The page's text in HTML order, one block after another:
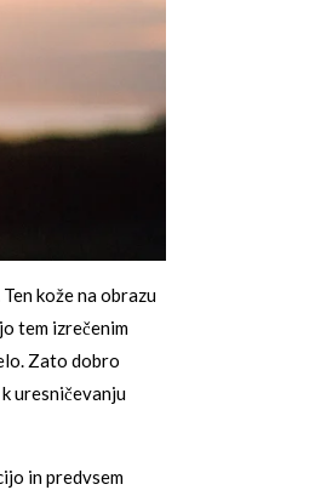
kože na obrazu
tem izrečenim
Zato dobro
uresničevanju
in predvsem